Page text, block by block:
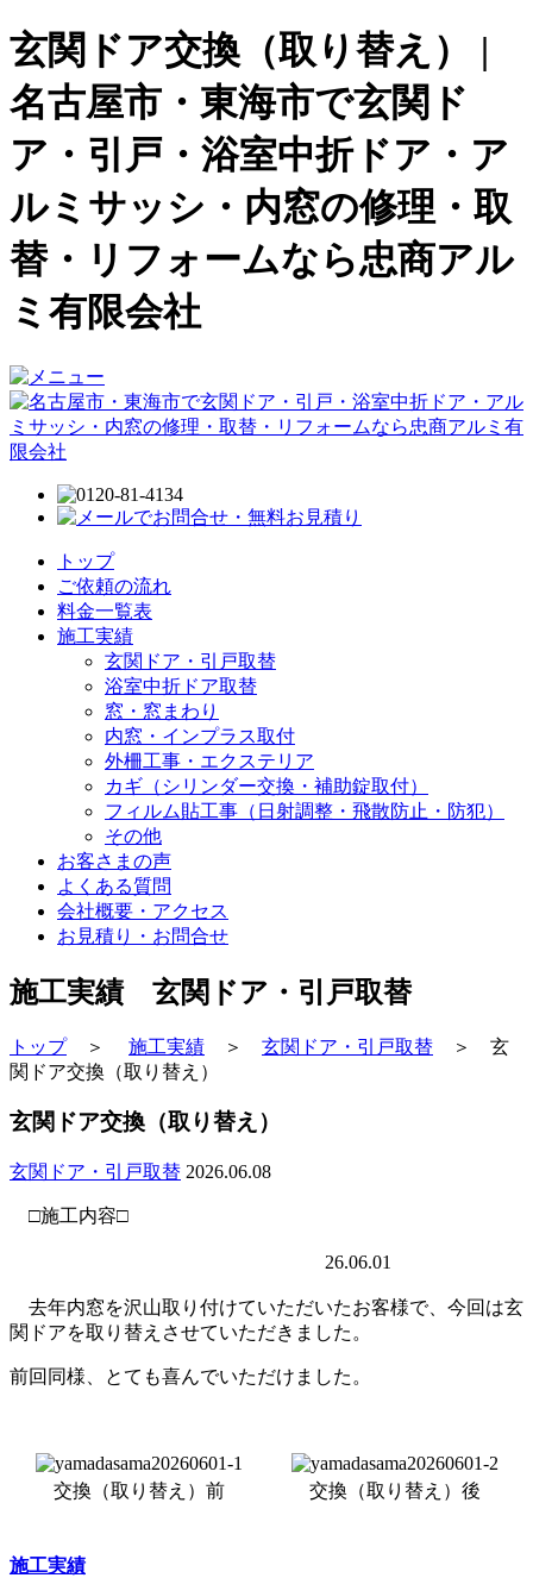
玄関ドア交換（取り替え） |
名古屋市・東海市で玄関ド
ア・引戸・浴室中折ドア・ア
ルミサッシ・内窓の修理・取
替・リフォームなら忠商アル
ミ有限会社
トップ
ご依頼の流れ
料金一覧表
施工実績
玄関ドア・引戸取替
浴室中折ドア取替
窓・窓まわり
内窓・インプラス取付
外柵工事・エクステリア
カギ（シリンダー交換・補助錠取付）
フィルム貼工事（日射調整・飛散防止・防犯）
その他
お客さまの声
よくある質問
会社概要・アクセス
お見積り・お問合せ
施工実績 玄関ドア・引戸取替
トップ＞ 施工実績 ＞ 玄関ドア・引戸取替 ＞ 玄
関ドア交換（取り替え）
玄関ドア交換（取り替え）
玄関ドア・引戸取替 2026.06.08
□施工内容□
26.06.01
去年内窓を沢山取り付けていただいたお客様で、今回は玄
関ドアを取り替えさせていただきました。
前回同様、とても喜んでいただけました。
交換（取り替え）前 交換（取り替え）後
施工実績